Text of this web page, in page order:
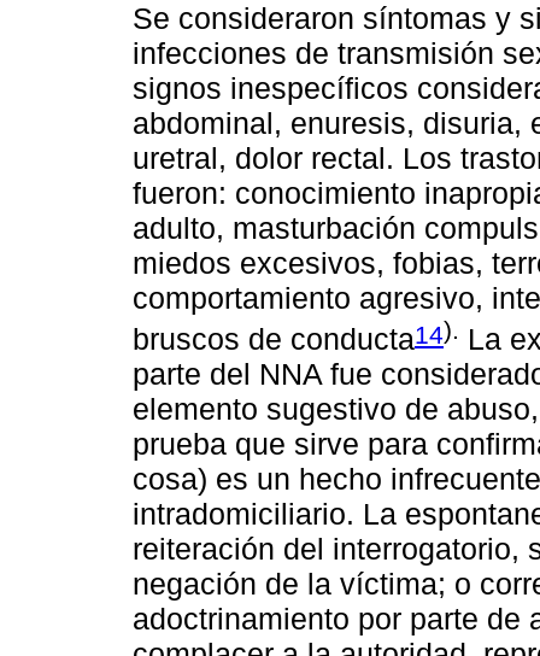
Se consideraron síntomas y
infecciones de transmisión
signos inespecíficos
abdominal, enuresis, disuria,
uretral, dolor rectal. Los
fueron: conocimiento
adulto, masturbación
miedos excesivos, fobias,
comportamiento agresivo,
bruscos de conducta14). La
parte del NNA fue
elemento sugestivo de
prueba que sirve para
cosa) es un hecho
intradomiciliario. La
reiteración del interrogatorio,
negación de la víctima; o
adoctrinamiento por parte de